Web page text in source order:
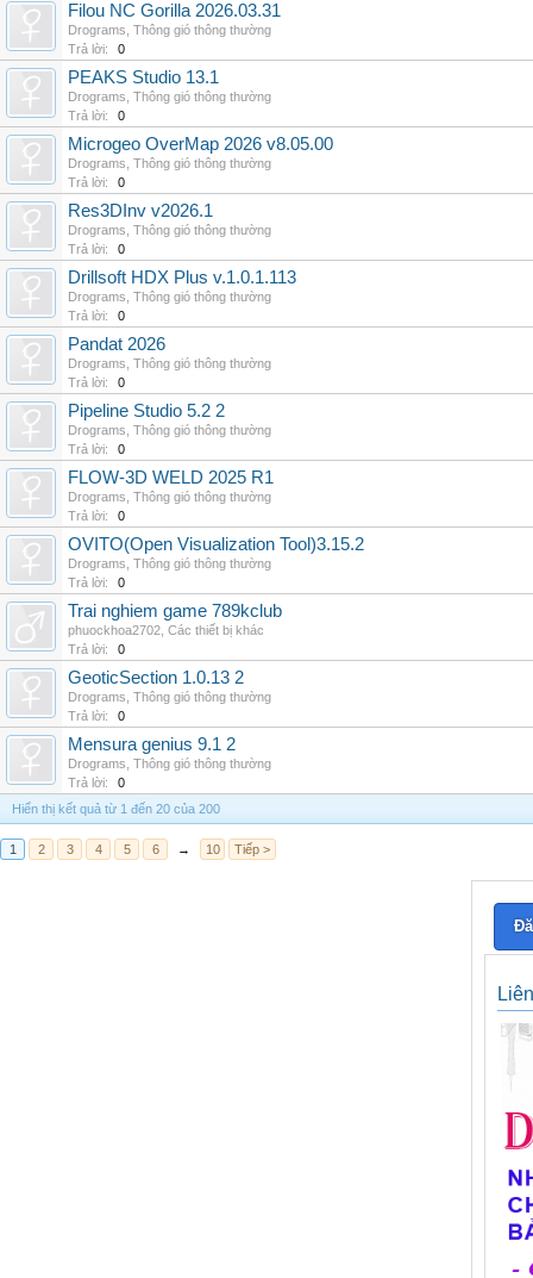
Filou NC Gorilla 2026.03.31
Drograms Thông gió thông thường
Trả lời:
0
PEAKS Studio 13.1
Drograms Thông gió thông thường
Trả lời:
0
Microgeo OverMap 2026 v8.05.00
Drograms Thông gió thông thường
Trả lời:
0
Res3DInv v2026.1
Drograms Thông gió thông thường
Trả lời:
0
Drillsoft HDX Plus v.1.0.1.113
Drograms Thông gió thông thường
Trả lời:
0
Pandat 2026
Drograms Thông gió thông thường
Trả lời:
0
Pipeline Studio 5.2 2
Drograms Thông gió thông thường
Trả lời:
0
FLOW-3D WELD 2025 R1
Drograms Thông gió thông thường
Trả lời:
0
OVITO(Open Visualization Tool)3.15.2
Drograms Thông gió thông thường
Trả lời:
0
Trai nghiem game 789kclub
phuockhoa2702 Các thiết bị khác
Trả lời:
0
GeoticSection 1.0.13 2
Drograms Thông gió thông thường
Trả lời:
0
Mensura genius 9.1 2
Drograms Thông gió thông thường
Trả lời:
0
Hiển thị kết quả từ 1 đến 20 của 200
1 2 3 4 5 6 → 10 Tiếp >